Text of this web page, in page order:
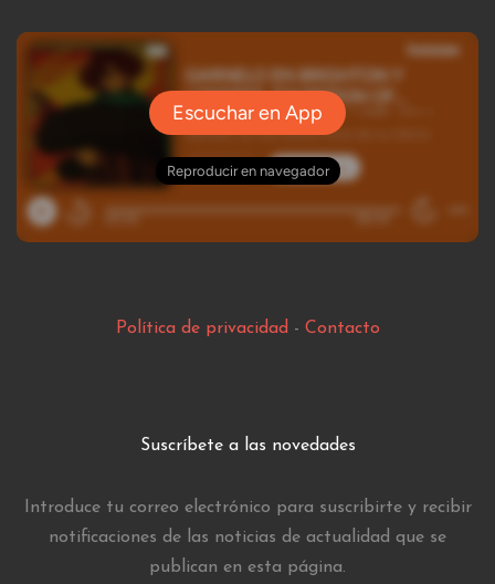
Política de privacidad - Contacto
Suscríbete a las novedades
Introduce tu correo electrónico para suscribirte y recibir
notificaciones de las noticias de actualidad que se
publican en esta página.